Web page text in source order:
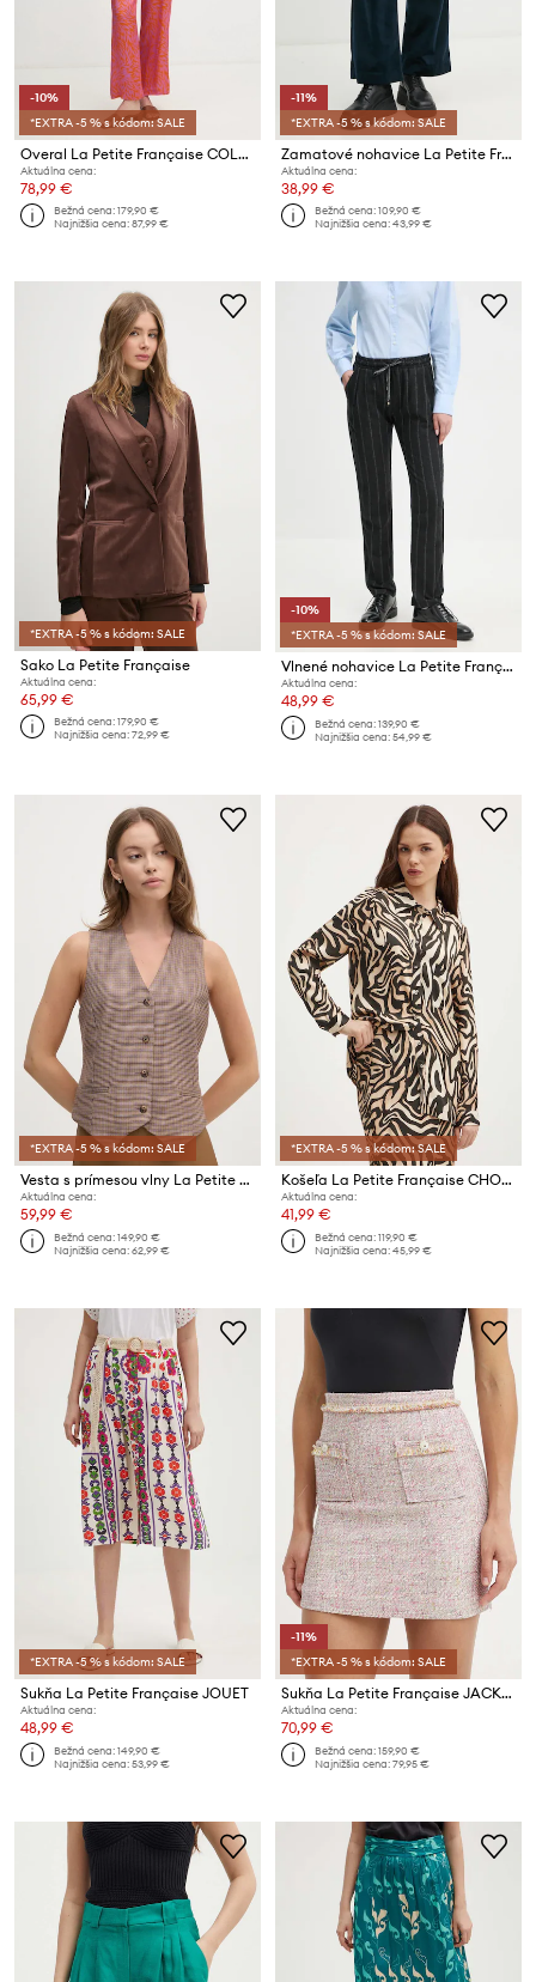
-10%
*EXTRA -5 % s kódom: SALE
Overal La Petite Française COLETTE
Aktuálna cena:
78,99 €
Bežná cena:179,90 €
Najnižšia cena:87,99 €
-11%
*EXTRA -5 % s kódom: SALE
Zamatové nohavice La Petite Française
Aktuálna cena:
38,99 €
Bežná cena:109,90 €
Najnižšia cena:43,99 €
*EXTRA -5 % s kódom: SALE
Sako La Petite Française
Aktuálna cena:
65,99 €
Bežná cena:179,90 €
Najnižšia cena:72,99 €
-10%
*EXTRA -5 % s kódom: SALE
Vlnené nohavice La Petite Française PFPOLI
Aktuálna cena:
48,99 €
Bežná cena:139,90 €
Najnižšia cena:54,99 €
*EXTRA -5 % s kódom: SALE
Vesta s prímesou vlny La Petite Française PFGRATIFIANT
Aktuálna cena:
59,99 €
Bežná cena:149,90 €
Najnižšia cena:62,99 €
*EXTRA -5 % s kódom: SALE
Košeľa La Petite Française CHOCOLAT
Aktuálna cena:
41,99 €
Bežná cena:119,90 €
Najnižšia cena:45,99 €
*EXTRA -5 % s kódom: SALE
Sukňa La Petite Française JOUET
Aktuálna cena:
48,99 €
Bežná cena:149,90 €
Najnižšia cena:53,99 €
-11%
*EXTRA -5 % s kódom: SALE
Sukňa La Petite Française JACKET
Aktuálna cena:
70,99 €
Bežná cena:159,90 €
Najnižšia cena:79,95 €